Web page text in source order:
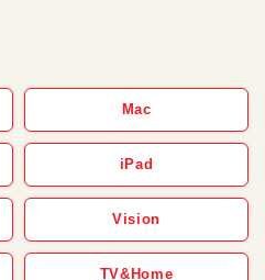
Mac
iPad
Vision
TV&Home